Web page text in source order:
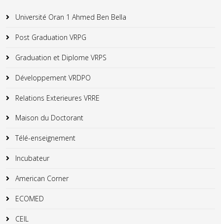
Université Oran 1 Ahmed Ben Bella
Post Graduation VRPG
Graduation et Diplome VRPS
Développement VRDPO
Relations Exterieures VRRE
Maison du Doctorant
Télé-enseignement
Incubateur
American Corner
ECOMED
CEIL